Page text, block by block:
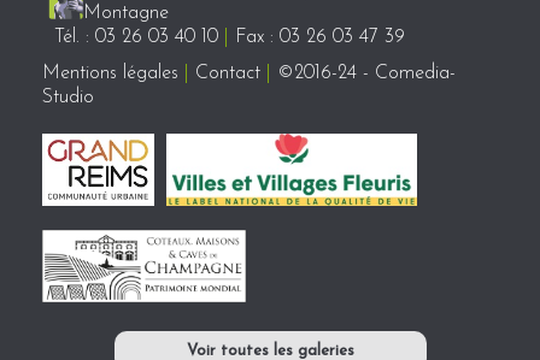
Montagne
Tél. : 03 26 03 40 10
Fax : 03 26 03 47 39
Mentions légales
Contact
©2016-24 - Comedia-
Studio
Voir toutes les galeries